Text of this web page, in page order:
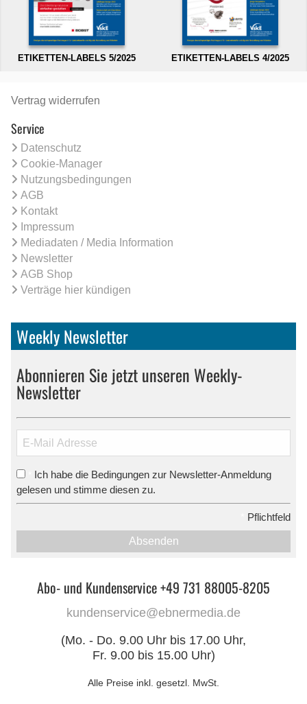
ETIKETTEN-LABELS 5/2025 ETIKETTEN-LABELS 4/2025
Vertrag widerrufen
Service
Datenschutz
Cookie-Manager
Nutzungsbedingungen
AGB
Kontakt
Impressum
Mediadaten / Media Information
Newsletter
AGB Shop
Verträge hier kündigen
Weekly Newsletter
Abonnieren Sie jetzt unseren Weekly-
Newsletter
Ich habe die Bedingungen zur Newsletter-Anmeldung
gelesen und stimme diesen zu.
Pflichtfeld
Absenden
Abo- und Kundenservice +49 731 88005-8205
kundenservice@ebnermedia.de
(Mo. - Do. 9.00 Uhr bis 17.00 Uhr,
Fr. 9.00 bis 15.00 Uhr)
Alle Preise inkl. gesetzl. MwSt.